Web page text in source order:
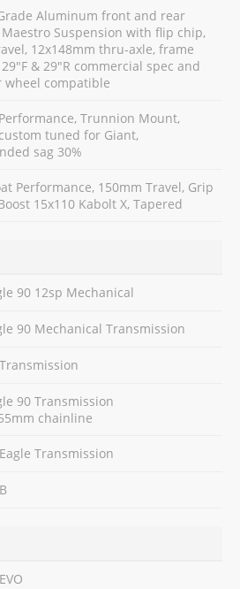
Aluminum front and rear
Suspension with flip chip,
12x148mm thru-axle, frame
29"F & 29"R commercial spec and
wheel compatible
Trunnion Mount,
tuned for Giant,
sag 30%
Performance, 150mm Travel, Grip
15x110 Kabolt X, Tapered
90 12sp Mechanical
90 Mechanical Transmission
90 Transmission
chainline
Transmission